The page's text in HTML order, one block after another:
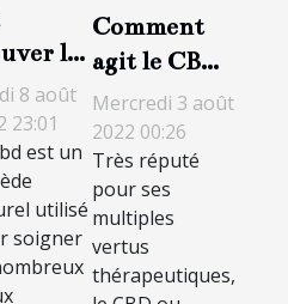
le
de
à
?
8 août
23:01
est un
utilisé
soigner
Comment
agit le CBD
sur le
cerveau ?
Mercredi 3 août
2022 00:26
Très réputé
pour ses
multiples
vertus
thérapeutiques,